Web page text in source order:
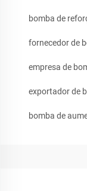
bomba de
fornecedor de
empresa de
exportador de
bomba de